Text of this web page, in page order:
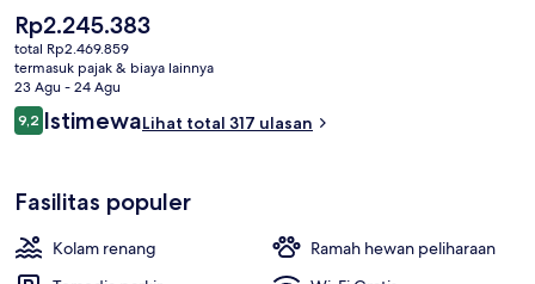
hotel bersejarah ini. Para traveler terkesan dengan staf.
Harga
saat
ini
Rp2.245.383
Rp2.245.383
total Rp2.469.859
termasuk pajak & biaya lainnya
23 Agu - 24 Agu
Ulasan
9,29,2 dari 10
IstimewaLihat total 317 ulasan
Fasilitas populer
Kolam renang
Ramah hewan peliharaan